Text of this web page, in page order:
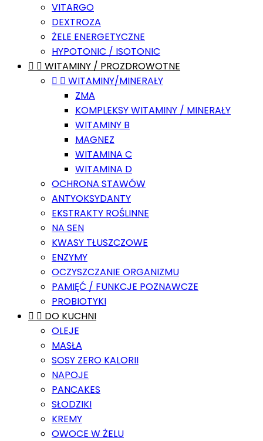
VITARGO
DEXTROZA
ŻELE ENERGETYCZNE
HYPOTONIC / ISOTONIC
  WITAMINY / PROZDROWOTNE
  WITAMINY/MINERAŁY
ZMA
KOMPLEKSY WITAMINY / MINERAŁY
WITAMINY B
MAGNEZ
WITAMINA C
WITAMINA D
OCHRONA STAWÓW
ANTYOKSYDANTY
EKSTRAKTY ROŚLINNE
NA SEN
KWASY TŁUSZCZOWE
ENZYMY
OCZYSZCZANIE ORGANIZMU
PAMIĘĆ / FUNKCJE POZNAWCZE
PROBIOTYKI
  DO KUCHNI
OLEJE
MASŁA
SOSY ZERO KALORII
NAPOJE
PANCAKES
SŁODZIKI
KREMY
OWOCE W ŻELU